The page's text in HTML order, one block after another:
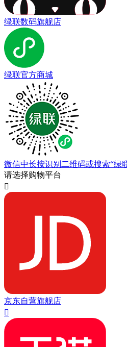
绿联数码旗舰店
绿联官方商城
微信中长按识别二维码或搜索“绿
请选择购物平台

京东自营旗舰店
